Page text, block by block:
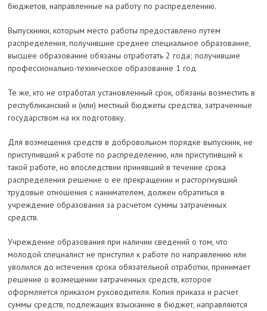
бюджетов, направленные на работу по распределению.
Выпускники, которым место работы предоставлено путем
распределения, получившие среднее специальное образование,
высшее образование обязаны отработать 2 года; получившие
профессионально-техническое образование 1 год.
Те же, кто не отработал установленный срок, обязаны возместить в
республиканский и (или) местный бюджеты средства, затраченные
государством на их подготовку.
Для возмещения средств в добровольном порядке выпускник, не
приступивший к работе по распределению, или приступивший к
такой работе, но впоследствии принявший в течение срока
распределения решение о ее прекращении и расторгнувший
трудовые отношения с нанимателем, должен обратиться в
учреждение образования за расчетом суммы затраченных
средств.
Учреждение образования при наличии сведений о том, что
молодой специалист не приступил к работе по направлению или
уволился до истечения срока обязательной отработки, принимает
решение о возмещении затраченных средств, которое
оформляется приказом руководителя. Копия приказа и расчет
суммы средств, подлежащих взысканию в бюджет, направляются